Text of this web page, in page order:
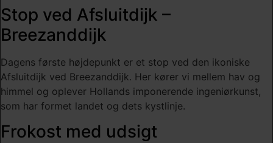
Stop ved Afsluitdijk –
Breezanddijk
Dagens første højdepunkt er et stop ved den ikoniske
Afsluitdijk ved Breezanddijk. Her kører vi mellem hav og
himmel og oplever Hollands imponerende ingeniørkunst,
som har formet landet og dets kystlinje.
Frokost med udsigt